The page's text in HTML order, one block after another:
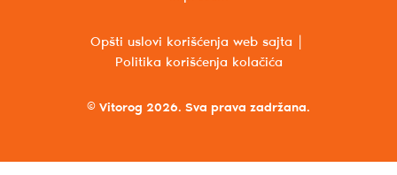
© Vitorog 2026. Sva prava zadržana.
Opšti uslovi korišćenja web sajta
Politika korišćenja kolačića